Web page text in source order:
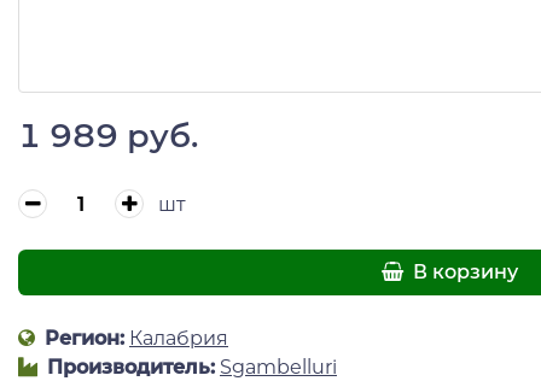
1 989 руб.
шт
В корзину
Регион: Калабрия
Производитель: Sgambelluri